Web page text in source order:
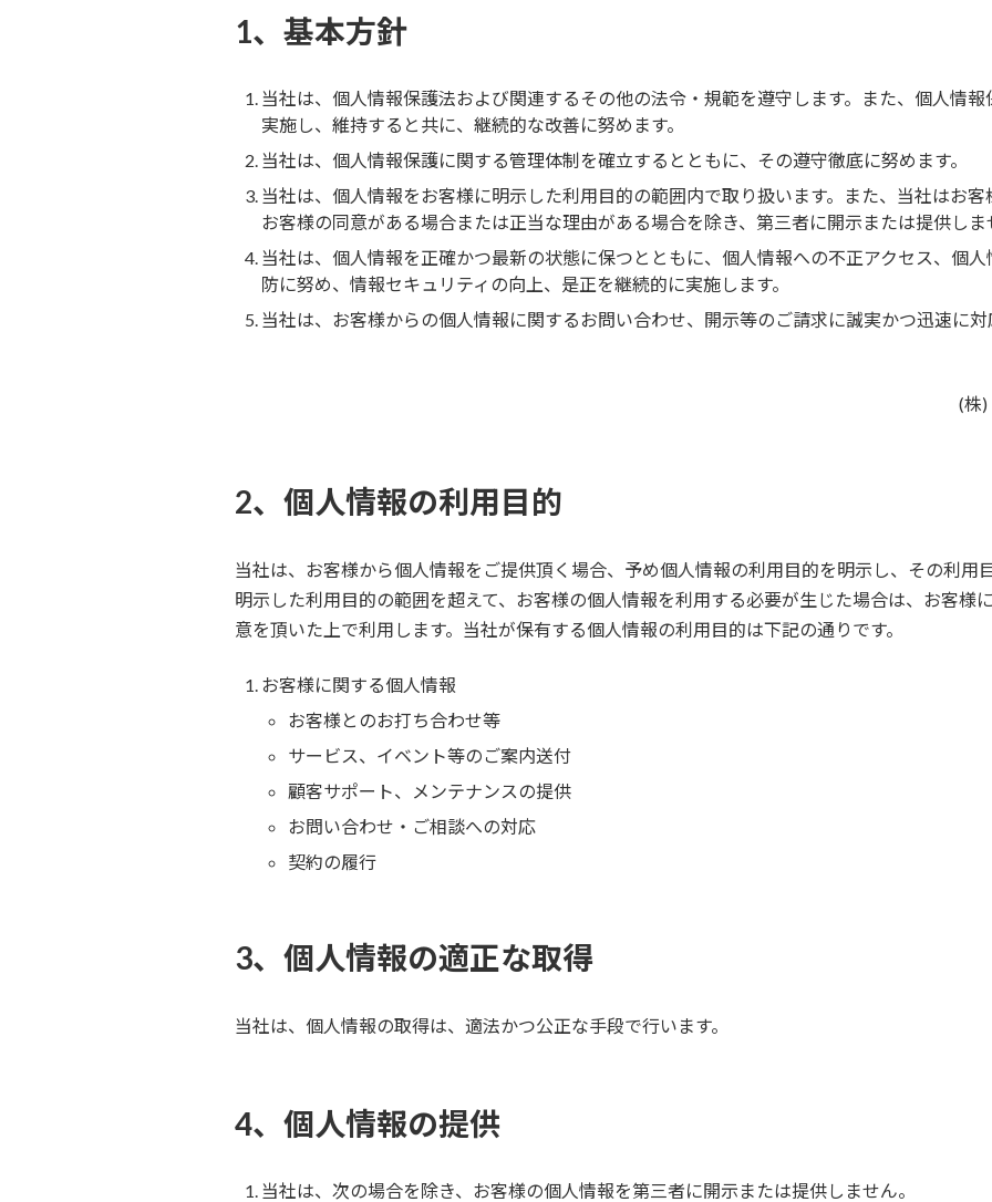
1、基本方針
当社は、個人情報保護法および関連するその他の法令・規範を遵守します。また、個人情
実施し、維持すると共に、継続的な改善に努めます。
当社は、個人情報保護に関する管理体制を確立するとともに、その遵守徹底に努めます。
当社は、個人情報をお客様に明示した利用目的の範囲内で取り扱います。また、当社はお
お客様の同意がある場合または正当な理由がある場合を除き、第三者に開示または提供しま
当社は、個人情報を正確かつ最新の状態に保つとともに、個人情報への不正アクセス、個
防に努め、情報セキュリティの向上、是正を継続的に実施します。
当社は、お客様からの個人情報に関するお問い合わせ、開示等のご請求に誠実かつ迅速に対
(株
2、個人情報の利用目的
当社は、お客様から個人情報をご提供頂く場合、予め個人情報の利用目的を明示し、その利用
明示した利用目的の範囲を超えて、お客様の個人情報を利用する必要が生じた場合は、お客様
意を頂いた上で利用します。当社が保有する個人情報の利用目的は下記の通りです。
お客様に関する個人情報
お客様とのお打ち合わせ等
サービス、イベント等のご案内送付
顧客サポート、メンテナンスの提供
お問い合わせ・ご相談への対応
契約の履行
3、個人情報の適正な取得
当社は、個人情報の取得は、適法かつ公正な手段で行います。
4、個人情報の提供
当社は、次の場合を除き、お客様の個人情報を第三者に開示または提供しません。